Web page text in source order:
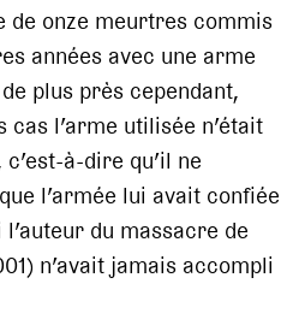
de onze meurtres commis
années avec une arme
plus près cependant,
l’arme utilisée n’était
à-dire qu’il ne
l’armée lui avait confiée
du massacre de
n’avait jamais accompli